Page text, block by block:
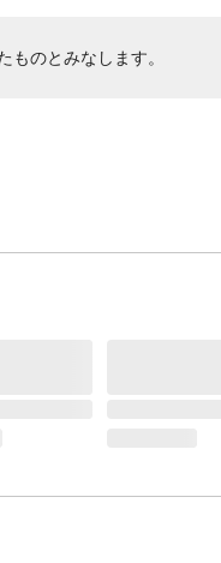
ものとみなします。